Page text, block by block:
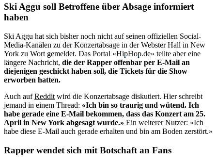
Ski Aggu soll Betroffene über Absage informiert
haben
Ski Aggu hat sich bisher noch nicht auf seinen offiziellen Social-
Media-Kanälen zu der Konzertabsage in der Webster Hall in New
York zu Wort gemeldet. Das Portal «HipHop.de» teilte aber eine
längere Nachricht, die der Rapper offenbar per E-Mail an
diejenigen geschickt haben soll, die Tickets für die Show
erworben hatten.
Auch aufReddit wird die Konzertabsage diskutiert. Hier schreibt
jemand in einem Thread: «Ich bin so traurig und wütend. Ich
habe gerade eine E-Mail bekommen, dass das Konzert am 25.
April in New York abgesagt wurde.» Ein weiterer Nutzer: «Ich
habe diese E-Mail auch gerade erhalten und bin am Boden zerstört.»
Rapper wendet sich mit Botschaft an Fans